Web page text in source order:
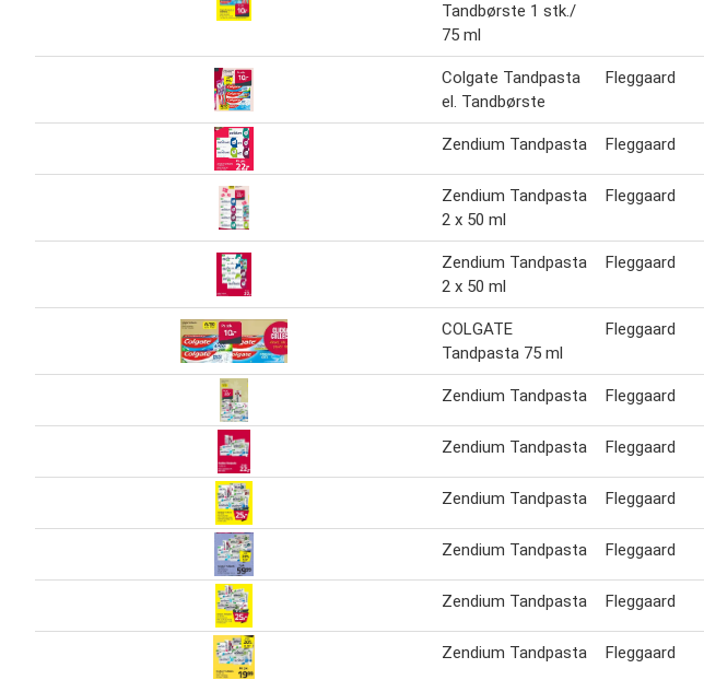
Tandbørste 1 stk./
75 ml
Colgate Tandpasta
el. Tandbørste
Fleggaard
Zendium Tandpasta Fleggaard
Zendium Tandpasta
2 x 50 ml
Fleggaard
Zendium Tandpasta
2 x 50 ml
Fleggaard
COLGATE
Tandpasta 75 ml
Fleggaard
Zendium Tandpasta Fleggaard
Zendium Tandpasta Fleggaard
Zendium Tandpasta Fleggaard
Zendium Tandpasta Fleggaard
Zendium Tandpasta Fleggaard
Zendium Tandpasta Fleggaard